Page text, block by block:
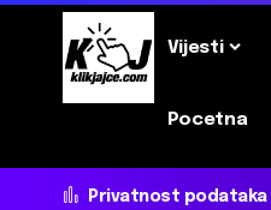
Vijesti
Pocetna
Privatnost podataka